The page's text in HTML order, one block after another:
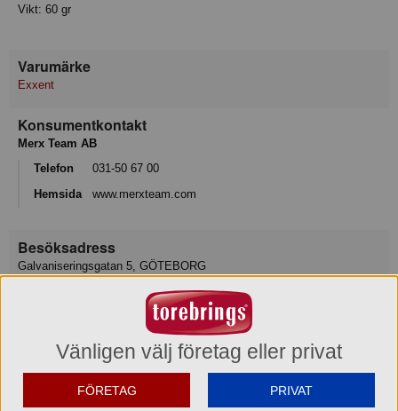
Vikt: 60 gr
Varumärke
Exxent
Konsumentkontakt
Merx Team AB
Telefon
031-50 67 00
Hemsida
www.merxteam.com
Besöksadress
Galvaniseringsgatan 5, GÖTEBORG
Varukategori
Vänligen välj företag eller privat
FÖRETAG PRIVAT